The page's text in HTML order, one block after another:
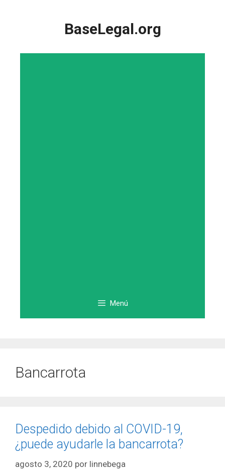
BaseLegal.org
Menú
Bancarrota
Despedido debido al COVID-19,
¿puede ayudarle la bancarrota?
agosto 3, 2020 por linnebega